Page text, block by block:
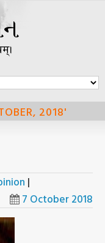
2018'
|
7 October 2018